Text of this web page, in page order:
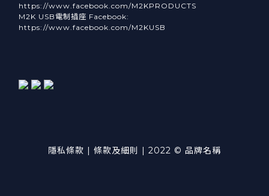
https://www.facebook.com/M2KPRODUCTS
M2K USB電制插座 Facebook:
https://www.facebook.com/M2KUSB
隱私條款 | 條款及細則 | 2022 © 品牌名稱